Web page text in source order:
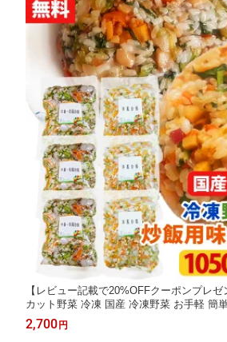
【レビュー記載で20%OFFクーポンプレ
カット野菜 冷凍 国産 冷凍野菜 お手軽 簡
中華 和食 洋食冷凍カット済み 野菜ミック
味くらべセット 175g×6袋（中華・和風炒
2,700円